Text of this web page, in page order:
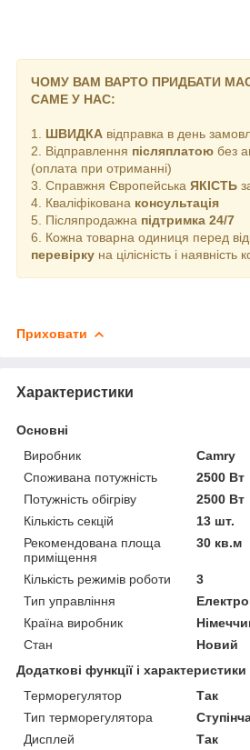
ЧОМУ ВАМ ВАРТО ПРИДБАТИ
САМЕ У НАС:
1. ШВИДКА відправка в день
2. Відправлення післяплатою без
(оплата при отриманні)
3. Справжня Європейська ЯКІСТЬ
4. Кваліфікована консультація
5. Післяпродажна підтримка 24/7
6. Кожна товарна одиниця перед
перевірку на цілісність і
Приховати
Характеристики
Основні
Виробник
Camry
Споживана потужність
2500 Вт
Потужність обігріву
2500 Вт
Кількість секцій
13 шт.
Рекомендована площа
приміщення
30 кв.м
Кількість режимів роботи
3
Тип управління
Країна виробник
Стан
Новий
Додаткові функції і характеристики
Терморегулятор
Так
Тип терморегулятора
Дисплей
Так